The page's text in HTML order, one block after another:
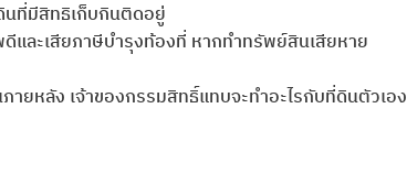
นที่มีสิทธิเก็บกินติดอยู่
ละเสียภาษีบำรุงท้องที่ หากทำทรัพย์สินเสียหาย
ายหลัง เจ้าของกรรมสิทธิ์แทบจะทำอะไรกับที่ดินตัวเอง